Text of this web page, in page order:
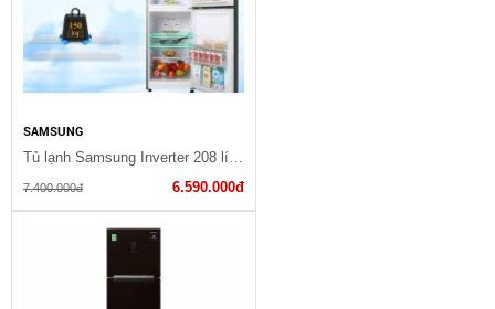
SAMSUNG
7.400.000đ 6.590.000đ